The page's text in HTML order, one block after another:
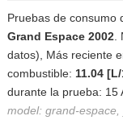
Pruebas de consumo
Grand Espace 2002.
datos), Más reciente
combustible: 11.04
durante la prueba: 15
model: grand-espace,